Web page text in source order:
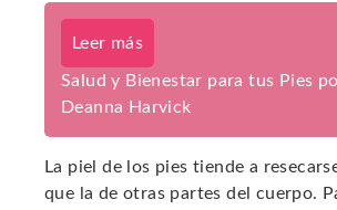
Leer más
Salud y Bienestar para tus Pies
Deanna Harvick
La piel de los pies tiende a
que la de otras partes del cuerpo.